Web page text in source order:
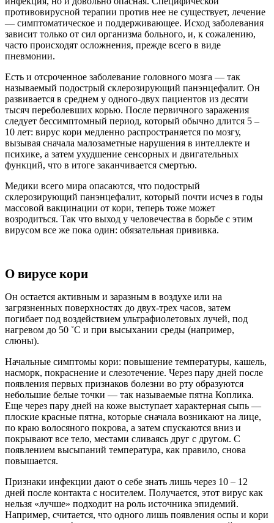
противовирусной терапии против нее не существует, лечение
— симптоматическое и поддерживающее. Исход заболевания
зависит только от сил организма больного, и, к сожалению,
часто происходят осложнения, прежде всего в виде
пневмонии.
Есть и отсроченное заболевание головного мозга — так
называемый подострый склерозирующий панэнцефалит. Он
развивается в среднем у одного-двух пациентов из десяти
тысяч переболевших корью. После первичного заражения
следует бессимптомный период, который обычно длится 5 –
10 лет: вирус кори медленно распространяется по мозгу,
вызывая сначала малозаметные нарушения в интеллекте и
психике, а затем ухудшение сенсорных и двигательных
функций, что в итоге заканчивается смертью.
Медики всего мира опасаются, что подострый
склерозирующий панэнцефалит, который почти исчез в годы
массовой вакцинации от кори, теперь тоже может
возродиться. Так что выход у человечества в борьбе с этим
вирусом все же пока один: обязательная прививка.
О вирусе кори
Он остается активным и заразным в воздухе или на
загрязненных поверхностях до двух-трех часов, затем
погибает под воздействием ультрафиолетовых лучей, под
нагревом до 50 ˚С и при высыхании среды (например,
слюны).
Начальные симптомы кори: повышение температуры, кашель,
насморк, покраснение и слезотечение. Через пару дней после
появления первых признаков болезни во рту образуются
небольшие белые точки — так называемые пятна Коплика.
Еще через пару дней на коже выступает характерная сыпь —
плоские красные пятна, которые сначала возникают на лице,
по краю волосяного покрова, а затем спускаются вниз и
покрывают все тело, местами сливаясь друг с другом. С
появлением высыпаний температура, как правило, снова
повышается.
Признаки инфекции дают о себе знать лишь через 10 – 12
дней после контакта с носителем. Получается, этот вирус как
нельзя «лучше» подходит на роль источника эпидемий.
Например, считается, что одного лишь появления оспы и кори